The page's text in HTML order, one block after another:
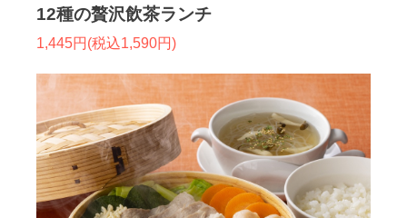
12種の贅沢飲茶ランチ
1,445円(税込1,590円)